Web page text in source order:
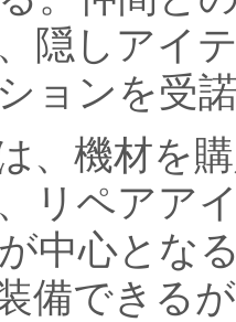
隠しアイ
ョンを受
、機材を
リペアア
中心とな
備できる